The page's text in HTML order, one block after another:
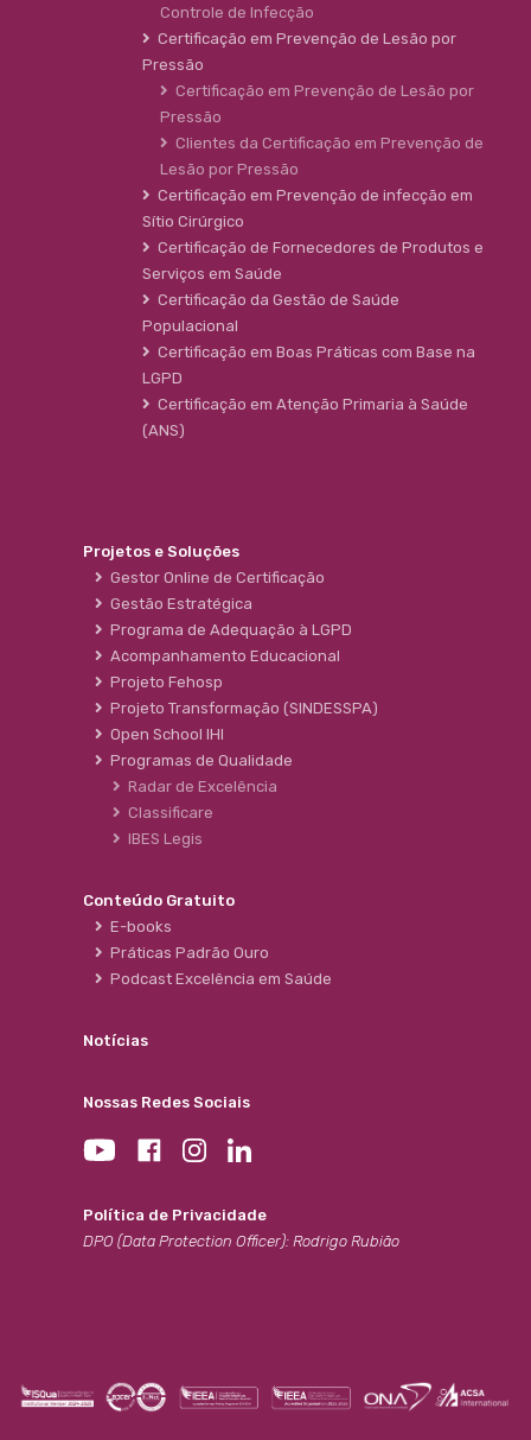
Controle de Infecção
Certificação em Prevenção de Lesão por
Pressão
Certificação em Prevenção de Lesão por
Pressão
Clientes da Certificação em Prevenção de
Lesão por Pressão
Certificação em Prevenção de infecção em
Sítio Cirúrgico
Certificação de Fornecedores de Produtos e
Serviços em Saúde
Certificação da Gestão de Saúde
Populacional
Certificação em Boas Práticas com Base na
LGPD
Certificação em Atenção Primaria à Saúde
(ANS)
Projetos e Soluções
Gestor Online de Certificação
Gestão Estratégica
Programa de Adequação à LGPD
Acompanhamento Educacional
Projeto Fehosp
Projeto Transformação (SINDESSPA)
Open School IHI
Programas de Qualidade
Radar de Excelência
Classificare
IBES Legis
Conteúdo Gratuito
E-books
Práticas Padrão Ouro
Podcast Excelência em Saúde
Notícias
Nossas Redes Sociais
Política de Privacidade
DPO (Data Protection Officer): Rodrigo Rubião